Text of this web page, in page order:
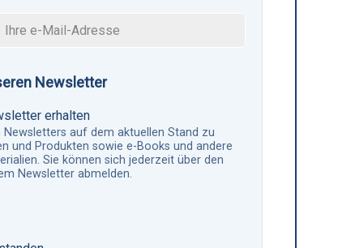
Newsletter
erhalten
Newsletters auf dem aktuellen Stand zu
und Produkten sowie e-Books und andere
Sie können sich jederzeit über den
Newsletter abmelden.